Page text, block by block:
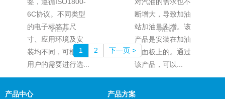
6C协议。不同类型
的电子标签其尺
寸、应用环境及安
装均不同，可根据
用户的需要进行选...
VIEW
断增大，导致加油
站加油量剧增。该
产品是安装在加油
机面板上的。通过
该产品，可以...
VIEW
1 2 下一页 >
产品中心 产品方案